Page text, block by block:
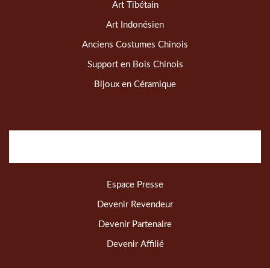
Art Tibétain
Art Indonésien
Anciens Costumes Chinois
Support en Bois Chinois
Bijoux en Céramique
Espace Presse
Devenir Revendeur
Devenir Partenaire
Devenir Affilié